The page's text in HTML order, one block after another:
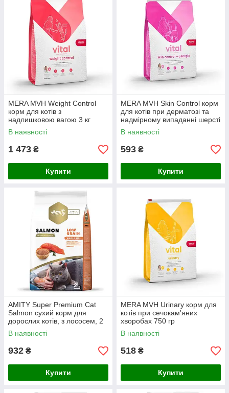
MERA MVH Weight Control
корм для котів з
надлишковою вагою 3 кг
В наявності
1 473 ₴
Купити
MERA MVH Skin Control корм
для котів при дерматозі та
надмірному випаданні шерсті
750 гр
В наявності
593 ₴
Купити
AMITY Super Premium Cat
Salmоn сухий корм для
дорослих котів, з лососем, 2
kg
В наявності
932 ₴
Купити
MERA MVH Urinary корм для
котів при сечокам'яних
хворобах 750 гр
В наявності
518 ₴
Купити